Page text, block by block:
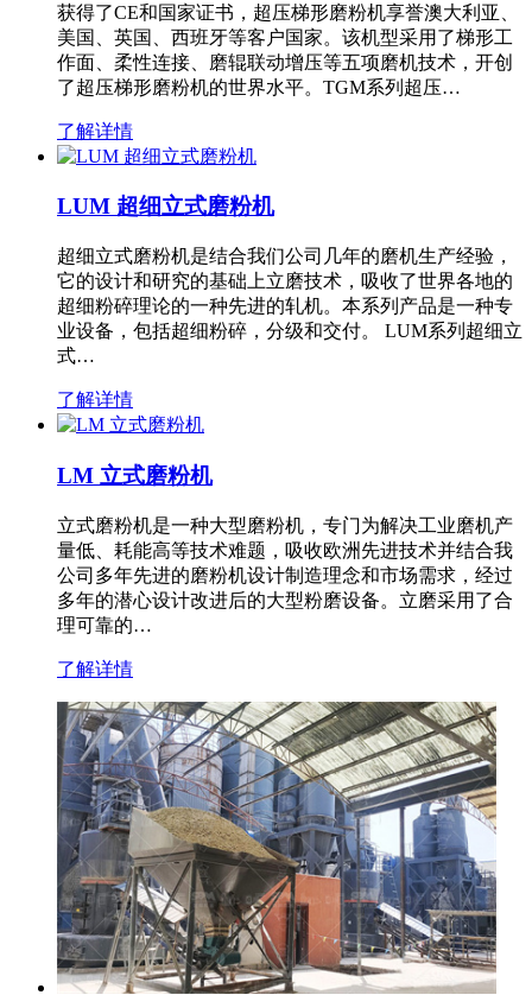
获得了CE和国家证书，超压梯形磨粉机享誉澳大利亚、
美国、英国、西班牙等客户国家。该机型采用了梯形工
作面、柔性连接、磨辊联动增压等五项磨机技术，开创
了超压梯形磨粉机的世界水平。TGM系列超压…
了解详情
LUM 超细立式磨粉机
超细立式磨粉机是结合我们公司几年的磨机生产经验，
它的设计和研究的基础上立磨技术，吸收了世界各地的
超细粉碎理论的一种先进的轧机。本系列产品是一种专
业设备，包括超细粉碎，分级和交付。 LUM系列超细立
式…
了解详情
LM 立式磨粉机
立式磨粉机是一种大型磨粉机，专门为解决工业磨机产
量低、耗能高等技术难题，吸收欧洲先进技术并结合我
公司多年先进的磨粉机设计制造理念和市场需求，经过
多年的潜心设计改进后的大型粉磨设备。立磨采用了合
理可靠的…
了解详情